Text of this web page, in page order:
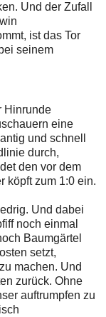
Und der Zufall
ist das Tor
seinem
Hinrunde
eine
und schnell
durch,
den vor dem
köpft zum 1:0 ein.
Und dabei
noch einmal
Baumgärtel
setzt,
machen. Und
zurück. Ohne
auftrumpfen zu